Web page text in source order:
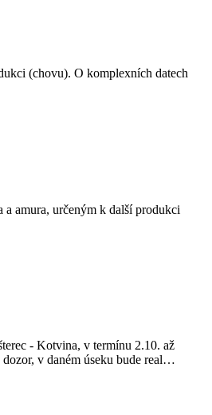
(chovu). O komplexních datech
amura, určeným k další produkci
- Kotvina, v termínu 2.10. až
v daném úseku bude real…